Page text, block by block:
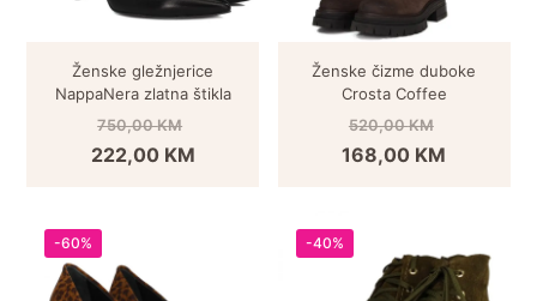
Ženske gležnjerice
NappaNera zlatna štikla
750,00KM
222,00 KM
Ženske čizme duboke
Crosta Coffee
520,00KM
168,00 KM
-60% -40%